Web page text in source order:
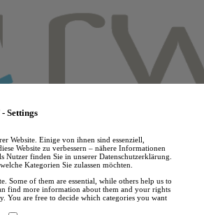
Settings
Website. Einige von ihnen sind essenziell,
Website zu verbessern – nähere Informationen
Nutzer finden Sie in unserer Datenschutzerklärung.
Kategorien Sie zulassen möchten.
Some of them are essential, while others help us to
find more information about them and your rights
You are free to decide which categories you want